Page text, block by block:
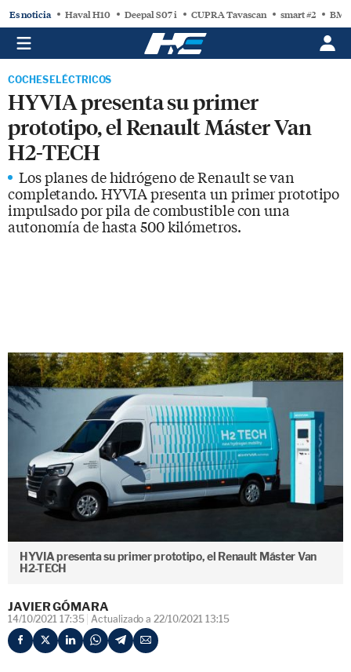
Es noticia Haval H10 Deepal S07 i CUPRA Tavascan smart #2
COCHES ELÉCTRICOS
HYVIA presenta su primer
prototipo, el Renault Máster Van
H2-TECH
Los planes de hidrógeno de Renault se van
completando. HYVIA presenta un primer prototipo
impulsado por pila de combustible con una
autonomía de hasta 500 kilómetros.
HYVIA presenta su primer prototipo, el Renault Máster Van
H2-TECH
JAVIER GÓMARA
14/10/2021 17:35 Actualizado a 22/10/2021 13:15